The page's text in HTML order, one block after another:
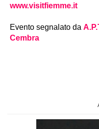
www.visitfiemme.it
Evento segnalato da
Cembra